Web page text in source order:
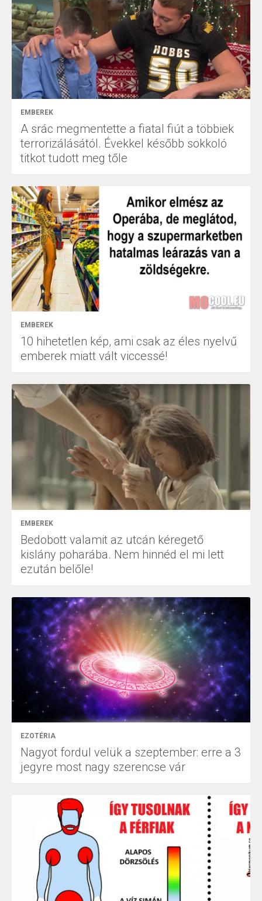
EMBEREK
A srác megmentette a fiatal fiút a többiek
terrorizálásától. Évekkel később sokkoló
titkot tudott meg tőle
EMBEREK
10 hihetetlen kép, ami csak az éles nyelvű
emberek miatt vált viccessé!
EMBEREK
Bedobott valamit az utcán kéregető
kislány poharába. Nem hinnéd el mi lett
ezután belőle!
EZOTÉRIA
Nagyot fordul velük a szeptember: erre a 3
jegyre most nagy szerencse vár